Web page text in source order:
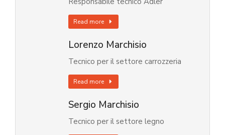
Read more
Lorenzo Marchisio
Tecnico per il settore carrozzeria
Read more
Sergio Marchisio
Tecnico per il settore legno